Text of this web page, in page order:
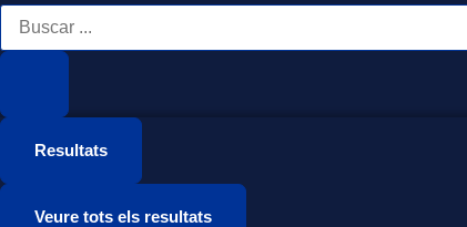
Vés
contingut
Search
Resultats
Veure tots els resultats